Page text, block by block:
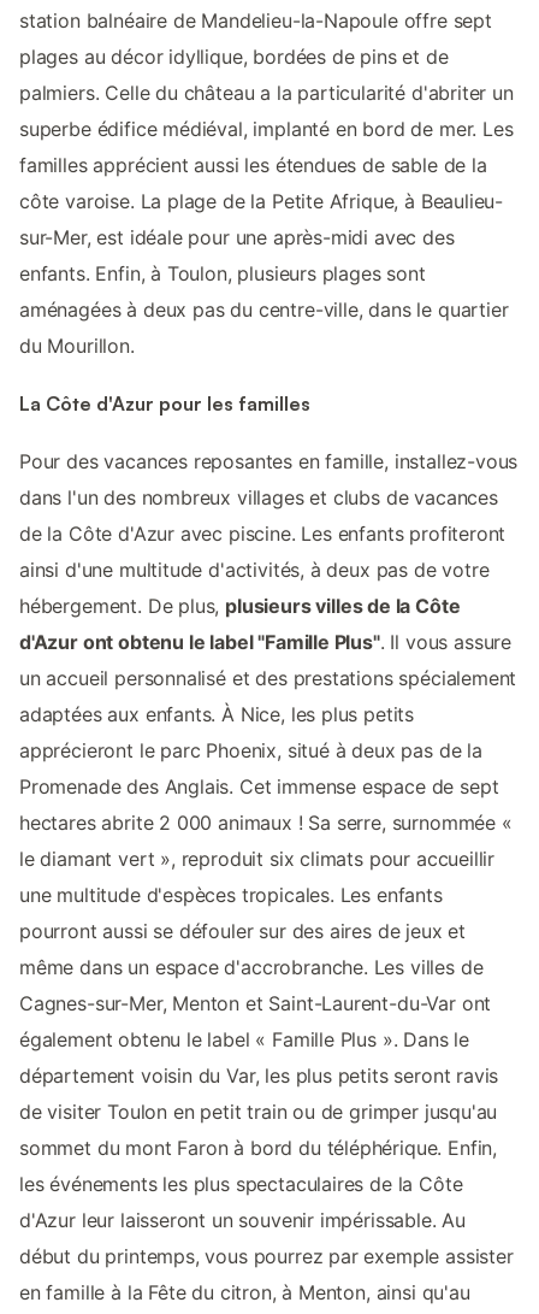
station balnéaire de Mandelieu-la-Napoule offre sept
plages au décor idyllique, bordées de pins et de
palmiers. Celle du château a la particularité d'abriter un
superbe édifice médiéval, implanté en bord de mer. Les
familles apprécient aussi les étendues de sable de la
côte varoise. La plage de la Petite Afrique, à Beaulieu-
sur-Mer, est idéale pour une après-midi avec des
enfants. Enfin, à Toulon, plusieurs plages sont
aménagées à deux pas du centre-ville, dans le quartier
du Mourillon.
La Côte d'Azur pour les familles
Pour des vacances reposantes en famille, installez-vous
dans l'un des nombreux villages et clubs de vacances
de la Côte d'Azur avec piscine. Les enfants profiteront
ainsi d'une multitude d'activités, à deux pas de votre
hébergement. De plus, plusieurs villes de la Côte
d'Azur ont obtenu le label "Famille Plus". Il vous assure
un accueil personnalisé et des prestations spécialement
adaptées aux enfants. À Nice, les plus petits
apprécieront le parc Phoenix, situé à deux pas de la
Promenade des Anglais. Cet immense espace de sept
hectares abrite 2 000 animaux ! Sa serre, surnommée «
le diamant vert », reproduit six climats pour accueillir
une multitude d'espèces tropicales. Les enfants
pourront aussi se défouler sur des aires de jeux et
même dans un espace d'accrobranche. Les villes de
Cagnes-sur-Mer, Menton et Saint-Laurent-du-Var ont
également obtenu le label « Famille Plus ». Dans le
département voisin du Var, les plus petits seront ravis
de visiter Toulon en petit train ou de grimper jusqu'au
sommet du mont Faron à bord du téléphérique. Enfin,
les événements les plus spectaculaires de la Côte
d'Azur leur laisseront un souvenir impérissable. Au
début du printemps, vous pourrez par exemple assister
en famille à la Fête du citron, à Menton, ainsi qu'au